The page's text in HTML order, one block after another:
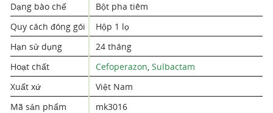
Dạng bào chế
Bột pha tiêm
Quy cách đóng gói
Hộp 1 lọ
Hạn sử dụng
24 tháng
Hoạt chất
Cefoperazon, Sulbactam
Xuất xứ
Việt Nam
Mã sản phẩm
mk3016